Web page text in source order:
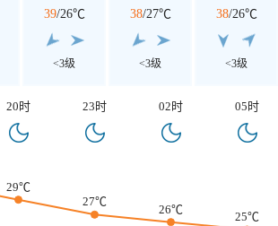
39/26℃
<3级
38/27℃
<3级
38/26℃
<3级
20时 23时 02时 05时
29℃
27℃
26℃
25℃